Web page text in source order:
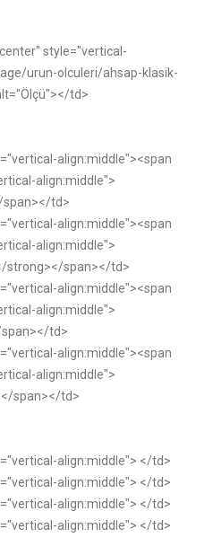
style="vertical-
urun-olculeri/ahsap-klasik-
td>
align:middle"><span
align:middle">
span></td>
align:middle"><span
align:middle">
strong></span></td>
align:middle"><span
align:middle">
td>
align:middle"><span
align:middle">
span></td>
align:middle"> </td>
align:middle"> </td>
align:middle"> </td>
align:middle"> </td>